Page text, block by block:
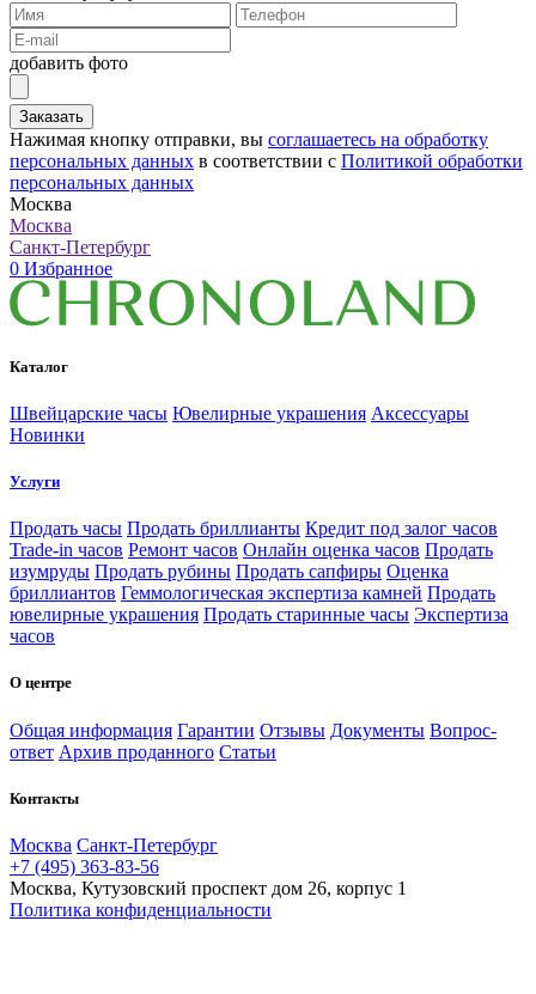
добавить фото
Заказать
Нажимая кнопку отправки, вы соглашаетесь на обработку
персональных данных в соответствии с Политикой обработки
персональных данных
Москва
Москва
Санкт-Петербург
0 Избранное
Каталог
Швейцарские часы Ювелирные украшения Аксессуары
Новинки
Услуги
Продать часы Продать бриллианты Кредит под залог часов
Trade-in часов Ремонт часов Онлайн оценка часов Продать
изумруды Продать рубины Продать сапфиры Оценка
бриллиантов Геммологическая экспертиза камней Продать
ювелирные украшения Продать старинные часы Экспертиза
часов
О центре
Общая информация Гарантии Отзывы Документы Вопрос-
ответ Архив проданного Статьи
Контакты
Москва Санкт-Петербург
+7 (495) 363-83-56
Москва, Кутузовский проспект дом 26, корпус 1
Политика конфиденциальности